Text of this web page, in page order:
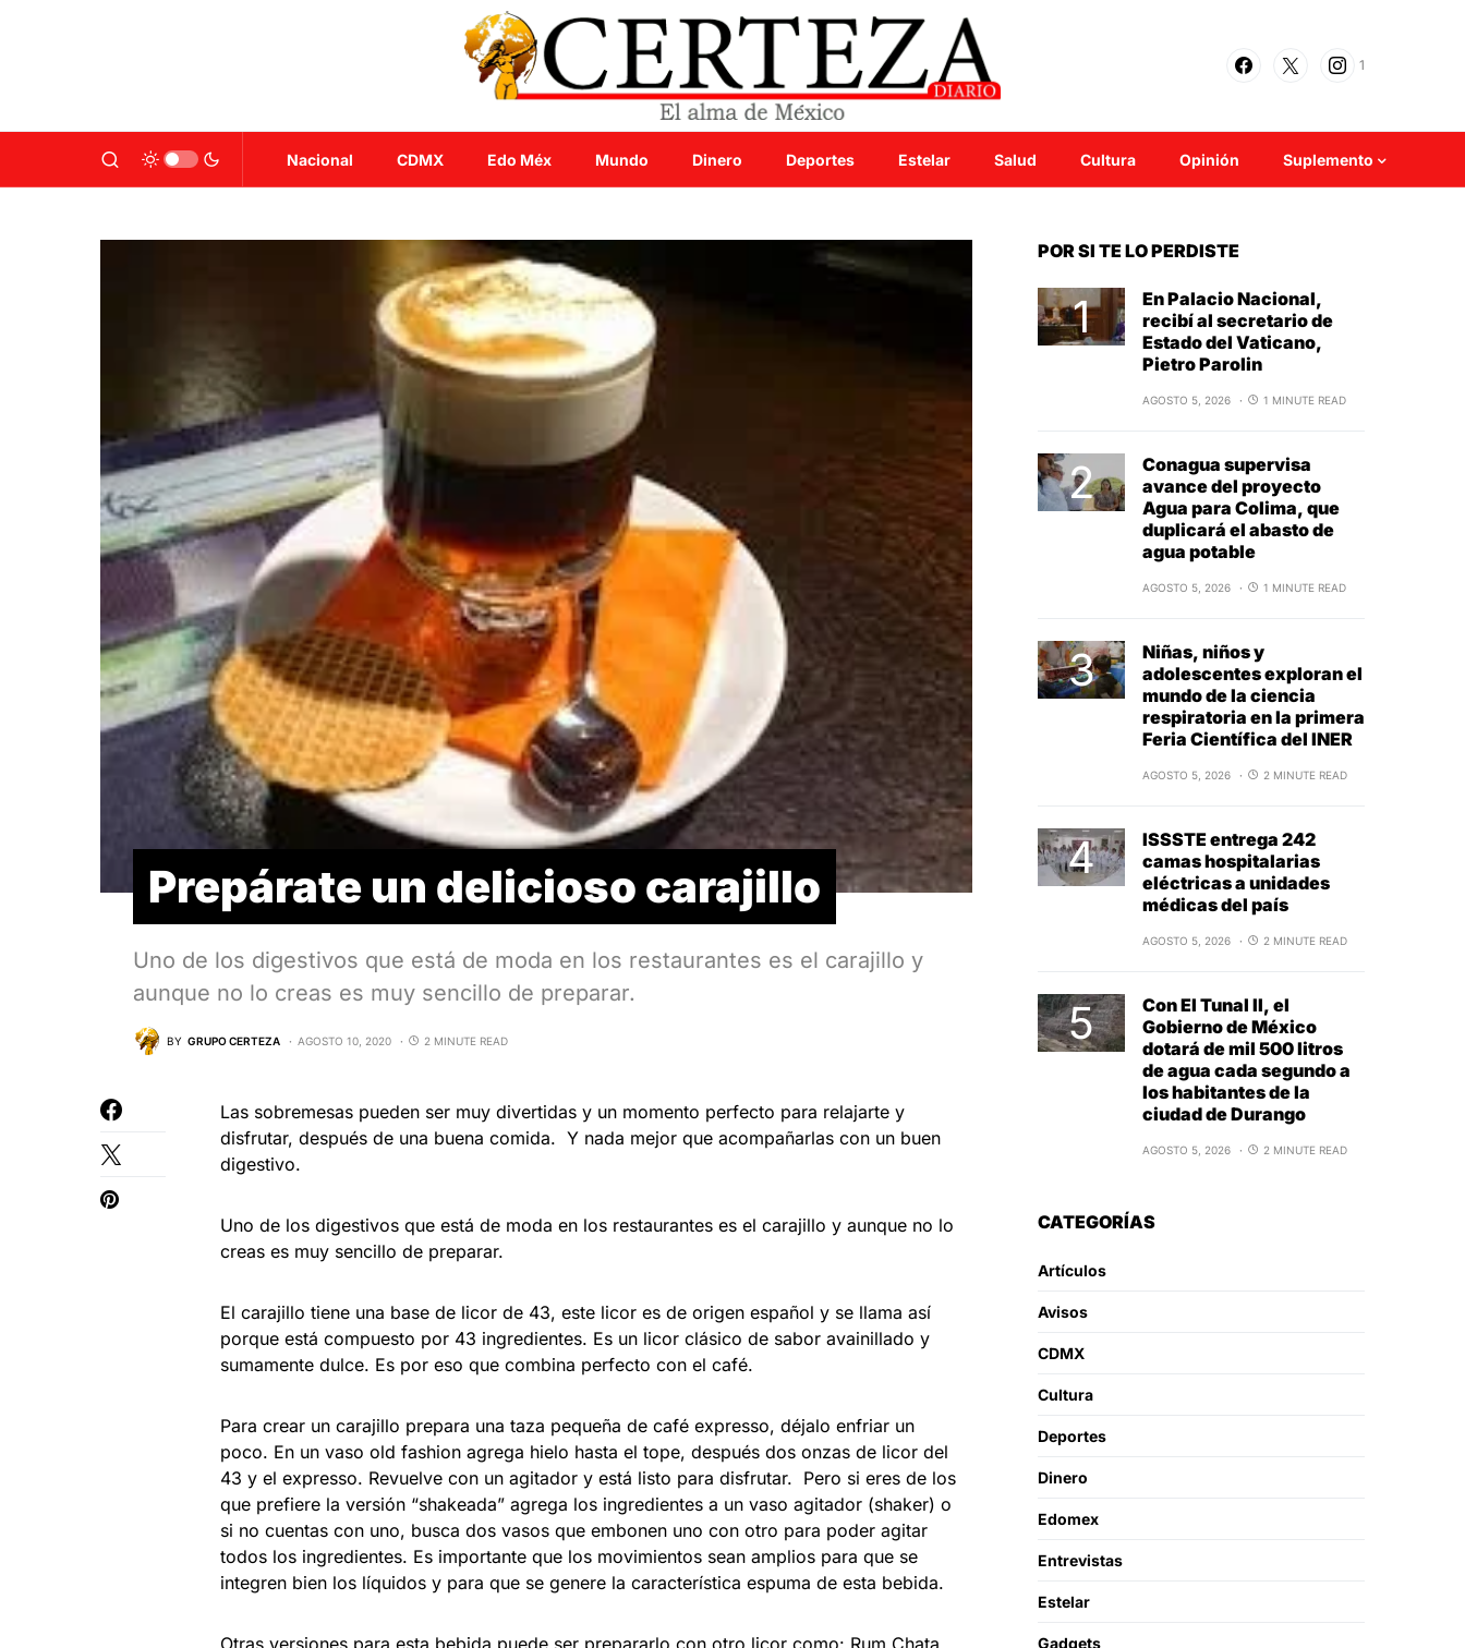
1
Nacional CDMX Edo Méx Mundo Dinero Deportes Estelar Salud Cultura Opinión Suplemento
Prepárate un delicioso carajillo
Uno de los digestivos que está de moda en los restaurantes es el carajillo y
aunque no lo creas es muy sencillo de preparar.
BY GRUPO CERTEZA AGOSTO 10, 2020 2 MINUTE READ
Las sobremesas pueden ser muy divertidas y un momento perfecto para relajarte y
disfrutar, después de una buena comida. Y nada mejor que acompañarlas con un buen
digestivo.
Uno de los digestivos que está de moda en los restaurantes es el carajillo y aunque no lo
creas es muy sencillo de preparar.
El carajillo tiene una base de licor de 43, este licor es de origen español y se llama así
porque está compuesto por 43 ingredientes. Es un licor clásico de sabor avainillado y
sumamente dulce. Es por eso que combina perfecto con el café.
Para crear un carajillo prepara una taza pequeña de café expresso, déjalo enfriar un
poco. En un vaso old fashion agrega hielo hasta el tope, después dos onzas de licor del
43 y el expresso. Revuelve con un agitador y está listo para disfrutar. Pero si eres de los
que prefiere la versión “shakeada” agrega los ingredientes a un vaso agitador (shaker) o
si no cuentas con uno, busca dos vasos que embonen uno con otro para poder agitar
todos los ingredientes. Es importante que los movimientos sean amplios para que se
integren bien los líquidos y para que se genere la característica espuma de esta bebida.
POR SI TE LO PERDISTE
En Palacio Nacional,
recibí al secretario de
Estado del Vaticano,
Pietro Parolin
AGOSTO 5, 2026 1 MINUTE READ
Conagua supervisa
avance del proyecto
Agua para Colima, que
duplicará el abasto de
agua potable
AGOSTO 5, 2026 1 MINUTE READ
Niñas, niños y
adolescentes exploran el
mundo de la ciencia
respiratoria en la primera
Feria Científica del INER
AGOSTO 5, 2026 2 MINUTE READ
ISSSTE entrega 242
camas hospitalarias
eléctricas a unidades
médicas del país
AGOSTO 5, 2026 2 MINUTE READ
Con El Tunal II, el
Gobierno de México
dotará de mil 500 litros
de agua cada segundo a
los habitantes de la
ciudad de Durango
AGOSTO 5, 2026 2 MINUTE READ
CATEGORÍAS
Artículos
Avisos
CDMX
Cultura
Deportes
Dinero
Edomex
Entrevistas
Estelar
Gadgets